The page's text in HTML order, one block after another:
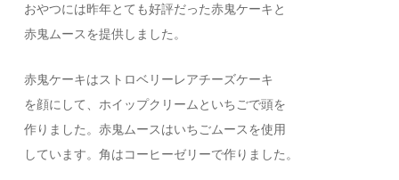
おやつには昨年とても好評だった赤鬼ケーキと
赤鬼ムースを提供しました。
赤鬼ケーキはストロベリーレアチーズケーキ
を顔にして、ホイップクリームといちごで頭を
作りました。赤鬼ムースはいちごムースを使用
しています。角はコーヒーゼリーで作りました。